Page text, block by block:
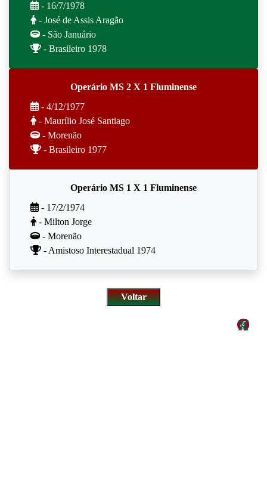
- 16/7/1978
- José de Assis Aragão
- São Januário
- Brasileiro 1978
Operário MS 2 X 1 Fluminense
- 4/12/1977
- Maurílio José Santiago
- Morenão
- Brasileiro 1977
Operário MS 1 X 1 Fluminense
- 17/2/1974
- Milton Jorge
- Morenão
- Amistoso Interestadual 1974